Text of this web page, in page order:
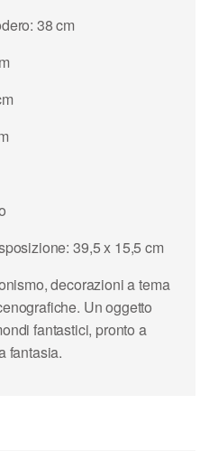
38 cm
39,5 x 15,5 cm
decorazioni a tema
Un oggetto
fantastici, pronto a
fantasia.